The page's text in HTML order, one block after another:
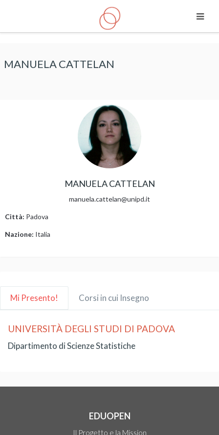
MANUELA CATTELAN
MANUELA CATTELAN
manuela.cattelan@unipd.it
Città: Padova
Nazione: Italia
Mi Presento! Corsi in cui Insegno
UNIVERSITÀ DEGLI STUDI DI PADOVA
Dipartimento di Scienze Statistiche
EDUOPEN
Il Progetto e la Mission